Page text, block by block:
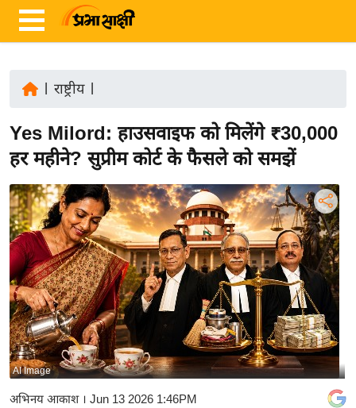
ज़ा
ख
ब
र
रा
ष्ट्री
य
अं
त
र्रा
ष्ट्री
य
बि
राष्ट्रीय|
Yes Milord: हाउसवाइफ को मिलेंगे ₹30,000
हर महीने? सुप्रीम कोर्ट के फैसले को समझें
AI Image
अभिनय आकाश। Jun 13 2026 1:46PM